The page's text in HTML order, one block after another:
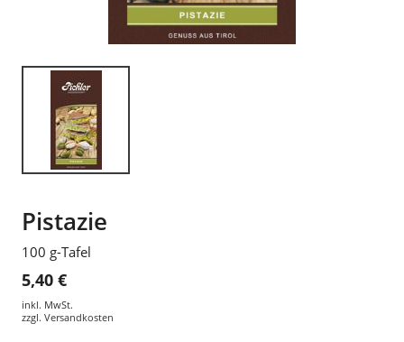
Pistazie
100 g-Tafel
5,40 €
inkl. MwSt.
zzgl. Versandkosten